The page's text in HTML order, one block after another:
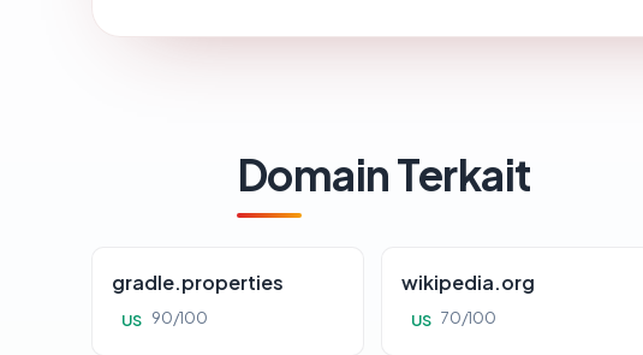
Domain Terkait
gradle.properties
US 90/100
wikipedia.org
US 70/100